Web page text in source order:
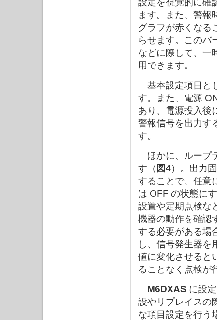
設定を視覚的に確
ます。また、警報
グラフが赤くなる
らせます。このバ
などに際して、一
用できます。
基本設定項目と
す。また、電源
あり、電源投入後
警報信号を出力す
す。
ほかに、ループ
す（ 図4）。出力
することで、任意
は OFF の状態に
設置や定期点検な
機器の動作を確認
する必要がある場
し、信号発生器を
値に変化させると
ることなく点検が
M6DXAS に設
設やリプレイスの
な項目設定を行う